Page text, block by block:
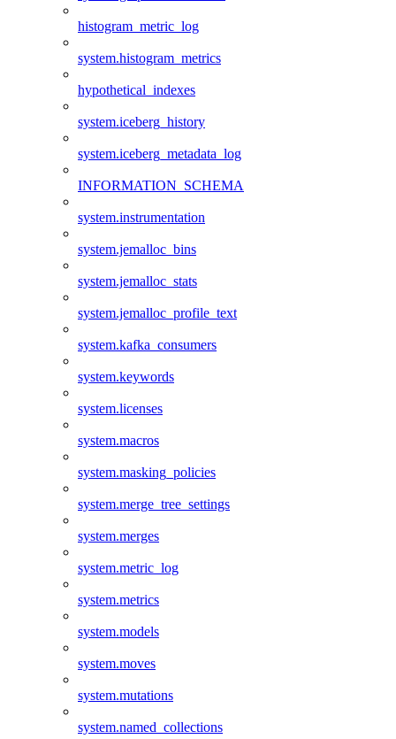
histogram_metric_log
system.histogram_metrics
hypothetical_indexes
system.iceberg_history
system.iceberg_metadata_log
INFORMATION_SCHEMA
system.instrumentation
system.jemalloc_bins
system.jemalloc_stats
system.jemalloc_profile_text
system.kafka_consumers
system.keywords
system.licenses
system.macros
system.masking_policies
system.merge_tree_settings
system.merges
system.metric_log
system.metrics
system.models
system.moves
system.mutations
system.named_collections